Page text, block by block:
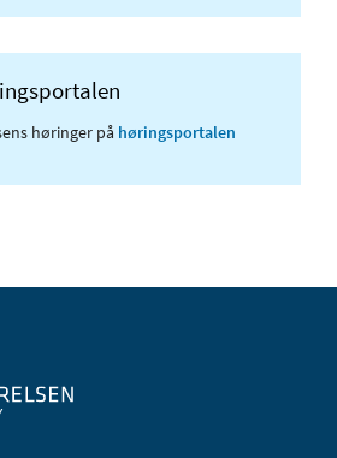
høringer på høringsportalen